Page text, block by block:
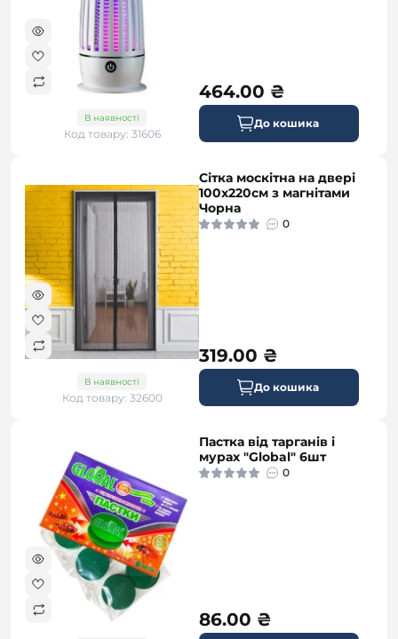
В наявності
Код товару: 31606
464.00 ₴
До кошика
В наявності
Код товару: 32600
Сітка москітна на двері
100х220см з магнітами
Чорна
0
319.00 ₴
До кошика
Пастка від тарганів і
мурах "Global" 6шт
0
86.00 ₴